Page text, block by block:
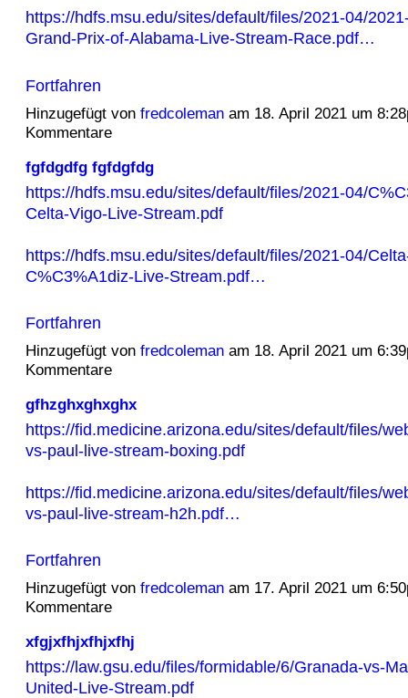
https://hdfs.msu.edu/sites/default/files/2021-04/
Grand-Prix-of-Alabama-Live-Stream-Race.pdf…
Fortfahren
Hinzugefügt von fredcolemanam 18. April 2021 um
Kommentare
fgfdgdfg fgfdgfdg
https://hdfs.msu.edu/sites/default/files/2021-04/
Celta-Vigo-Live-Stream.pdf
https://hdfs.msu.edu/sites/default/files/2021-04/
C%C3%A1diz-Live-Stream.pdf…
Fortfahren
Hinzugefügt von fredcolemanam 18. April 2021 um
Kommentare
gfhzghxghxghx
https://fid.medicine.arizona.edu/sites/default/files/
vs-paul-live-stream-boxing.pdf
https://fid.medicine.arizona.edu/sites/default/files/
vs-paul-live-stream-h2h.pdf…
Fortfahren
Hinzugefügt von fredcolemanam 17. April 2021 um
Kommentare
xfgjxfhjxfhjxfhj
https://law.gsu.edu/files/formidable/6/Granada-vs-
United-Live-Stream.pdf